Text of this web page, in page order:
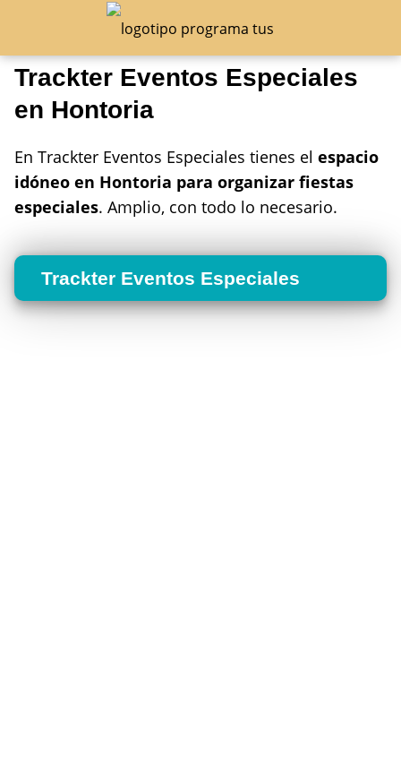
Trackter Eventos Especiales
en Hontoria
En Trackter Eventos Especiales tienes el espacio
idóneo en Hontoria para organizar fiestas
especiales. Amplio, con todo lo necesario.
Trackter Eventos Especiales